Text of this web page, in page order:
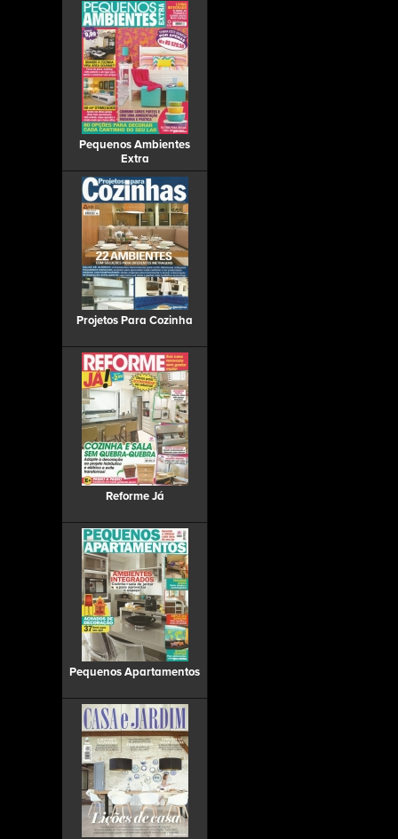
Pequenos Ambientes
Extra
Projetos Para Cozinha
Reforme Já
Pequenos Apartamentos